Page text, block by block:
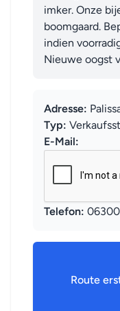
imker. Onze
boomgaard.
indien
Nieuwe oogst
Adresse:
Typ:
E-Mail:
Telefon:
Route